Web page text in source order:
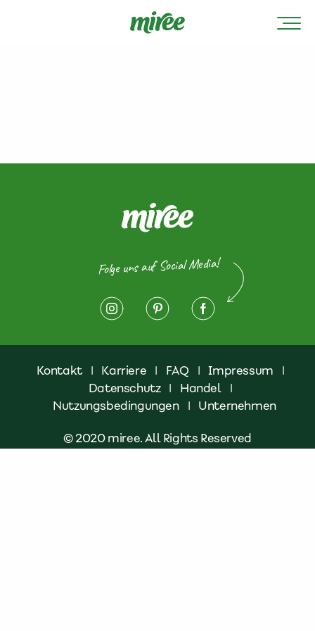
Folge uns auf Social Media!
Kontakt | Karriere | FAQ | Impressum
|
Datenschutz | Handel
|
Nutzungsbedingungen
| Unternehmen
© 2020 miree. All Rights Reserved